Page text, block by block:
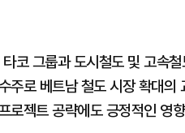
코 그룹과 도시철도 및 고속
주로 베트남 철도 시장 확대
로젝트 공략에도 긍정적인 영